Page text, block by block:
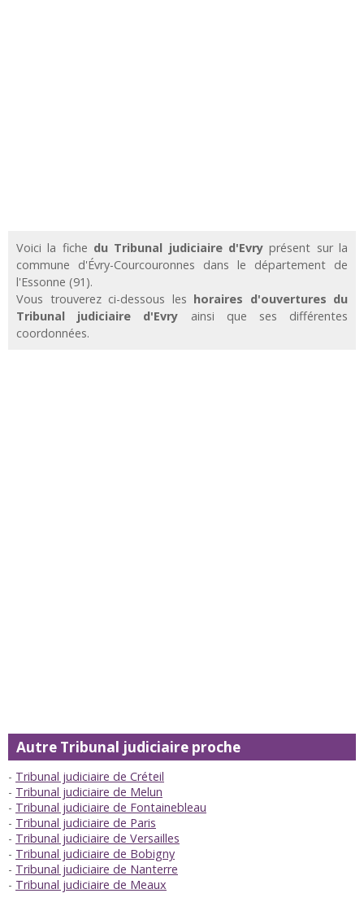
Voici la fiche du Tribunal judiciaire d'Evry présent sur la
commune d'Évry-Courcouronnes dans le département de
l'Essonne (91).
Vous trouverez ci-dessous les horaires d'ouvertures du
Tribunal judiciaire d'Evry ainsi que ses différentes
coordonnées.
Autre Tribunal judiciaire proche
Tribunal judiciaire de Créteil
Tribunal judiciaire de Melun
Tribunal judiciaire de Fontainebleau
Tribunal judiciaire de Paris
Tribunal judiciaire de Versailles
Tribunal judiciaire de Bobigny
Tribunal judiciaire de Nanterre
Tribunal judiciaire de Meaux